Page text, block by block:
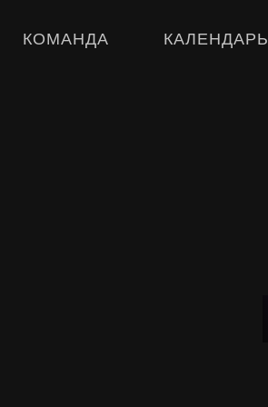
КОМАНДА КАЛЕНДАРЬ